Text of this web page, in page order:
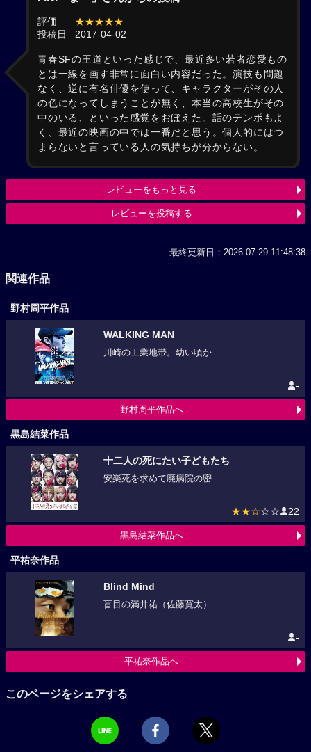
評価
★★★★★
投稿日
2017-04-02
青春SFの王道といった感じで、最近多い若者恋愛もの
とは一線を画す非常に面白い内容だった。演技も問題
なく、逆に有名俳優を使って、キャラクターがその人
の色になってしまうことが無く、本当の高校生がその
中のいる、といった感覚をおぼえた。話のテンポもよ
く、最近の映画の中では一番だと思う。個人的にはつ
まらないと言っている人の気持ちが分からない。
レビューをもっと見る
レビューを投稿する
最終更新日：2026-07-29 11:48:38
関連作品
野村周平作品
WALKING MAN
川崎の工業地帯。幼い頃か...
-
野村周平作品へ
黒島結菜作品
十二人の死にたい子どもたち
安楽死を求めて廃病院の密...
★★☆☆☆ 22
黒島結菜作品へ
平祐奈作品
Blind Mind
盲目の満井祐（佐藤寛太）...
-
平祐奈作品へ
このページをシェアする